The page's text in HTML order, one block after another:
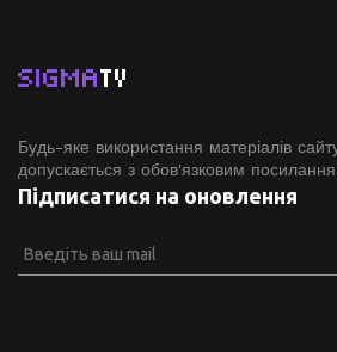
SIGMATV
Будь-яке використання матеріалів
допускається з обов'язковим
Підписатися на оновлення